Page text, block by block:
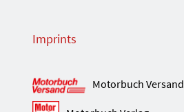
Imprints
Motorbuch Versand